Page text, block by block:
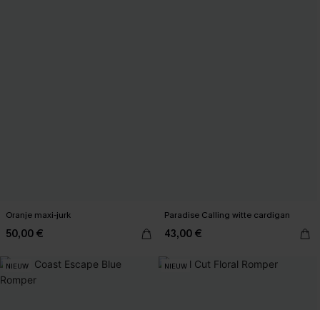
Oranje maxi-jurk
50,00 €
Paradise Calling witte cardigan
43,00 €
NIEUW NIEUW